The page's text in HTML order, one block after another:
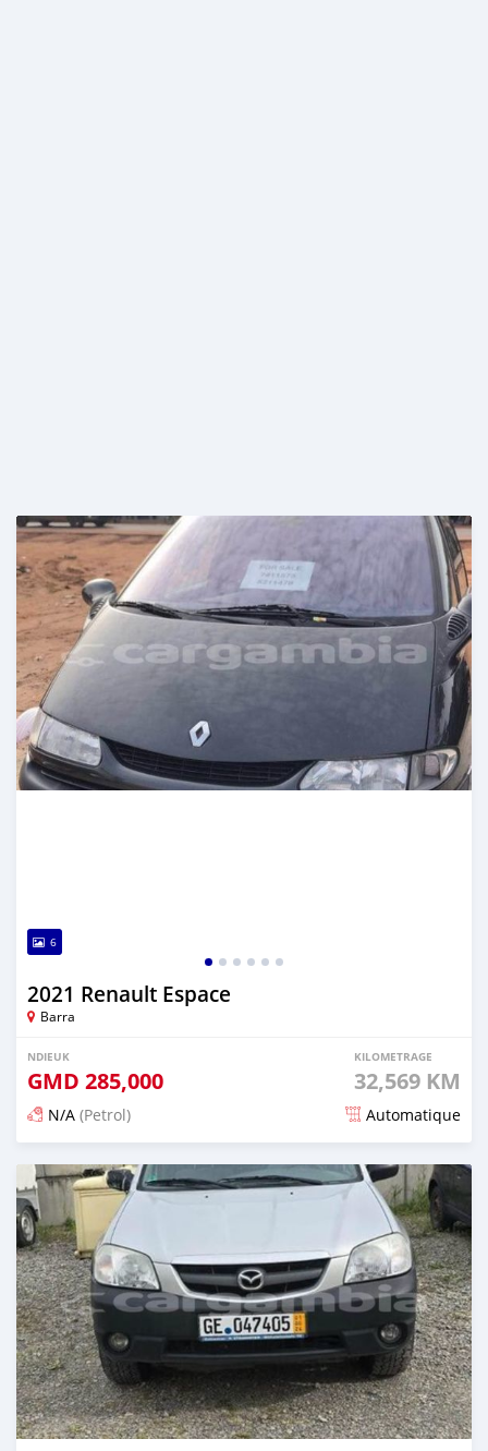
6
2021 Renault Espace
Barra
NDIEUK
GMD 285,000
KILOMETRAGE
32,569 KM
N/A (Petrol) Automatique
Dougal na niou ko depuis about 2 years